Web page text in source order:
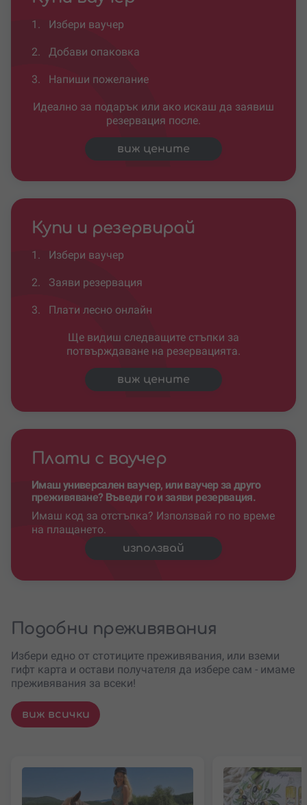
1. Избери ваучер
2. Добави опаковка
3. Напиши пожелание
Идеално за подарък или ако искаш да заявиш
резервация после.
виж цените
Купи и резервирай
1. Избери ваучер
2. Заяви резервация
3. Плати лесно онлайн
Ще видиш следващите стъпки за
потвърждаване на резервацията.
виж цените
Плати с ваучер
Имаш универсален ваучер, или ваучер за друго
преживяване? Въведи го и заяви резервация.
Имаш код за отстъпка? Използвай го по време
на плащането.
използвай
Подобни преживявания
Избери едно от стотиците преживявания, или вземи
гифт карта и остави получателя да избере сам - имаме
преживявания за всеки!
виж всички